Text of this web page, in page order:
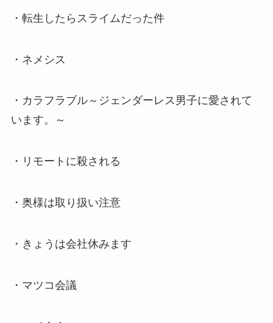
・転生したらスライムだった件
・ネメシス
・カラフラブル～ジェンダーレス男子に愛されて
います。～
・リモートに殺される
・奥様は取り扱い注意
・きょうは会社休みます
・マツコ会議